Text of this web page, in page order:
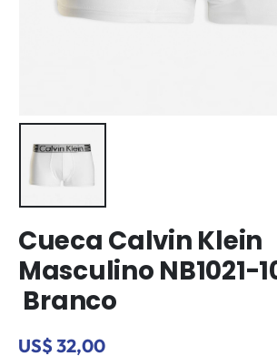
Cueca Calvin Klein
Masculino NB1021-
 Branco
US$ 32,00